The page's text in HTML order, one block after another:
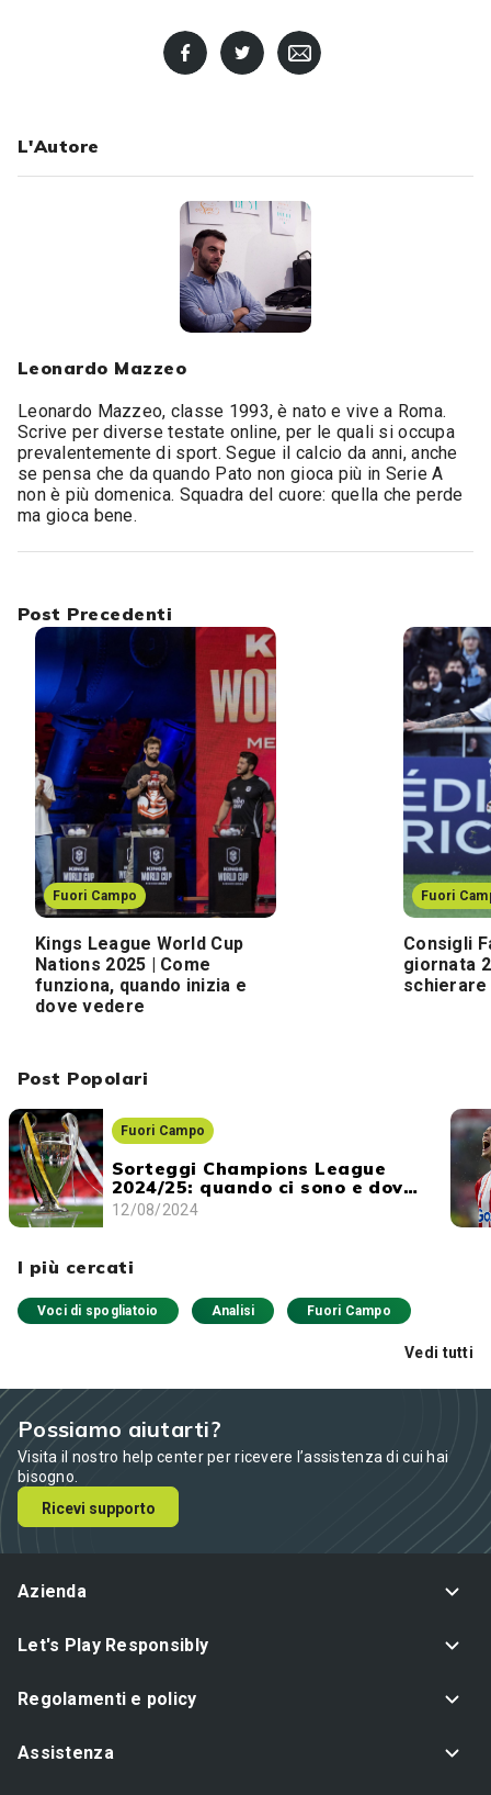
L'Autore
Leonardo Mazzeo
Leonardo Mazzeo, classe 1993, è nato e vive a Roma.
Scrive per diverse testate online, per le quali si occupa
prevalentemente di sport. Segue il calcio da anni, anche
se pensa che da quando Pato non gioca più in Serie A
non è più domenica. Squadra del cuore: quella che perde
ma gioca bene.
Post Popolari
Fuori Campo
Sorteggi Champions League
2024/25: quando ci sono e dove
vederli
12/08/2024
I più cercati
Voci di spogliatoio Analisi Fuori Campo
Vedi tutti
Post Precedenti
Fuori Campo
Kings League World Cup
Nations 2025 | Come
funziona, quando inizia e
dove vedere
Fuori
Consigli
giornata
Possiamo aiutarti?
Visita il nostro help center per ricevere l’assistenza di cui hai
bisogno.
Ricevi supporto
Azienda
Let's Play Responsibly
Regolamenti e policy
Assistenza